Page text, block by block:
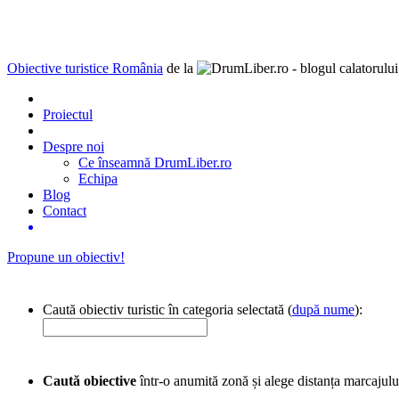
Obiective turistice România de la
Proiectul
Despre noi
Ce înseamnă DrumLiber.ro
Echipa
Blog
Contact
Propune un obiectiv!
Caută obiectiv turistic în categoria selectată (după nume):
Caută obiectiveîntr-o anumită zonă și alege distanța